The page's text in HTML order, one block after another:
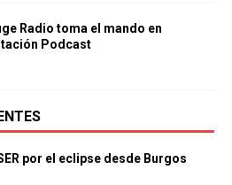
Radio toma el mando en
Podcast
por el eclipse desde Burgos